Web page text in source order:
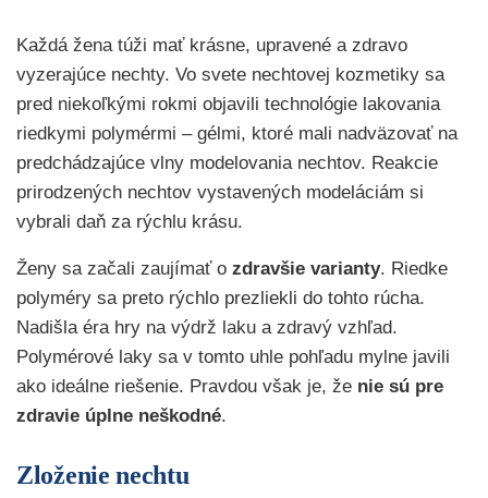
Každá žena túži mať krásne, upravené a zdravo
vyzerajúce nechty. Vo svete nechtovej kozmetiky sa
pred niekoľkými rokmi objavili technológie lakovania
riedkymi polymérmi – gélmi, ktoré mali nadväzovať na
predchádzajúce vlny modelovania nechtov. Reakcie
prirodzených nechtov vystavených modeláciám si
vybrali daň za rýchlu krásu.
Ženy sa začali zaujímať o zdravšie varianty. Riedke
polyméry sa preto rýchlo prezliekli do tohto rúcha.
Nadišla éra hry na výdrž laku a zdravý vzhľad.
Polymérové laky sa v tomto uhle pohľadu mylne javili
ako ideálne riešenie. Pravdou však je, že nie sú pre
zdravie úplne neškodné.
Zloženie nechtu